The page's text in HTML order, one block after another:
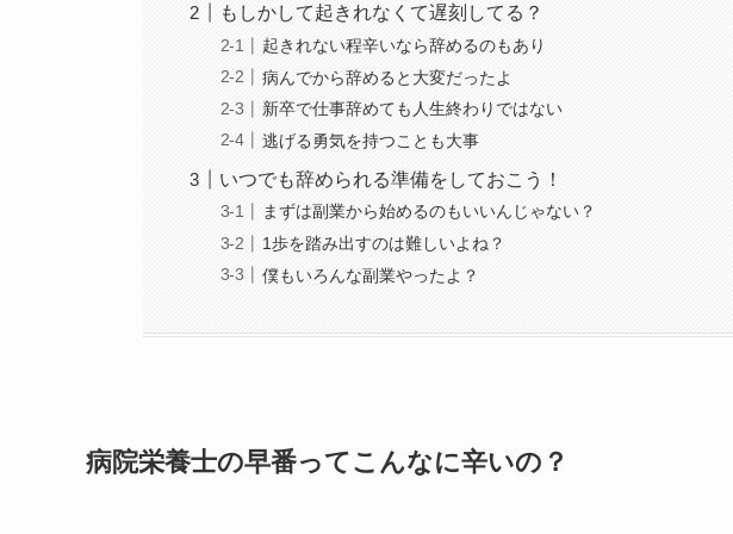
もしかして起きれなくて遅刻してる？
起きれない程辛いなら辞めるのもあり
病んでから辞めると大変だったよ
新卒で仕事辞めても人生終わりではない
逃げる勇気を持つことも大事
いつでも辞められる準備をしておこう！
まずは副業から始めるのもいいんじゃない？
1歩を踏み出すのは難しいよね？
僕もいろんな副業やったよ？
病院栄養士の早番ってこんなに辛いの？